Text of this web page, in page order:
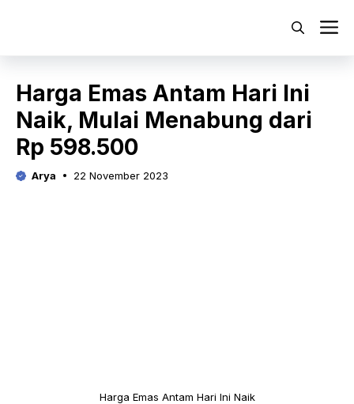
Harga Emas Antam Hari Ini
Naik, Mulai Menabung dari
Rp 598.500
Arya 22 November 2023
Harga Emas Antam Hari Ini Naik